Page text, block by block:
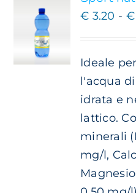
VARIANTI.
LE
OPZIONI
POSSONO
ESSERE
PRODOTTO
€ 3.20 - €
Ideale
l'acqua
idrata e
lattico.
minerali
mg/l,